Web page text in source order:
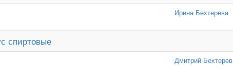
Ирина Бехтерева
спиртовые
Дмитрий Бехтерев